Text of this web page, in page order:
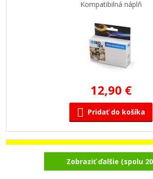
Kompatibilná náplň
12,90 €
Pridať do košíka
Kompatibilná náplň s Canon
(Žltá)
Zobraziť ďalšie (spolu